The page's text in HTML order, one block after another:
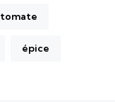
tomate
épice